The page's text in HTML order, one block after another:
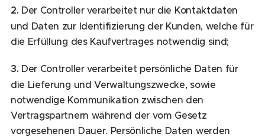
2. Der Controller verarbeitet nur die Kontaktdaten
und Daten zur Identifizierung der Kunden, welche für
die Erfüllung des Kaufvertrages notwendig sind;
3. Der Controller verarbeitet persönliche Daten für
die Lieferung und Verwaltungszwecke, sowie
notwendige Kommunikation zwischen den
Vertragspartnern während der vom Gesetz
vorgesehenen Dauer. Persönliche Daten werden